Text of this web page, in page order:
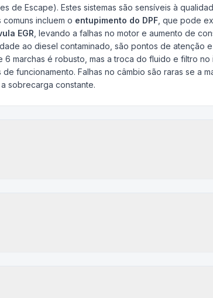
de Escape). Estes sistemas são sensíveis à
incluem o entupimento do DPF , que pode
EGR , levando a falhas no motor e aumento de
ao diesel contaminado, são pontos de atenção
6 marchas é robusto, mas a troca do fluido e filtro
funcionamento. Falhas no câmbio são raras se a
sobrecarga constante.